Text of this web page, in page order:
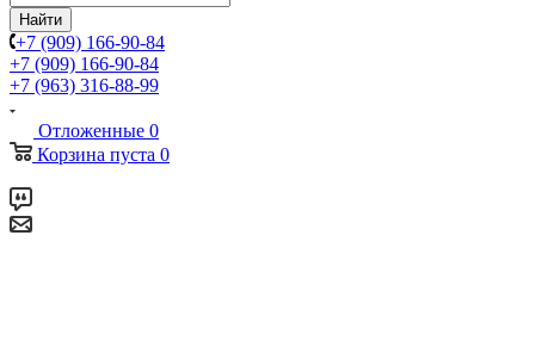
Найти
+7 (909) 166-90-84
+7 (909) 166-90-84
+7 (963) 316-88-99
Отложенные 0
Корзина пуста 0